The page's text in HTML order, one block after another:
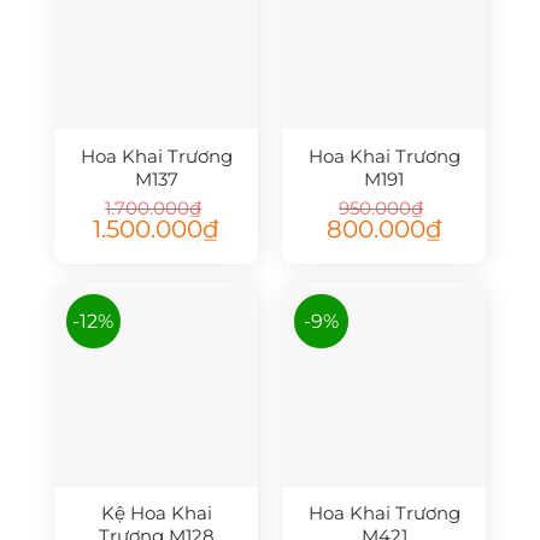
Hoa Khai Trương
M137
1.700.000₫
Giá
gốc
1.500.000₫Giá
Hoa Khai Trương
M191
950.000₫
Giá
gốc
800.000₫Giá
-12%
Kệ Hoa Khai
-9%
Hoa Khai Trương